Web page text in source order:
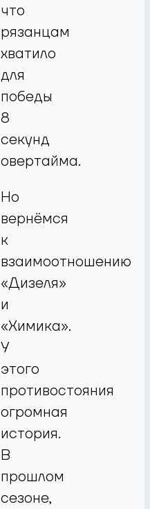
что
рязанцам
хватило
для
победы
8
секунд
овертайма.
Но
вернёмся
к
взаимоотношению
«Дизеля»
и
«Химика».
У
этого
противостояния
огромная
история.
В
прошлом
сезоне,